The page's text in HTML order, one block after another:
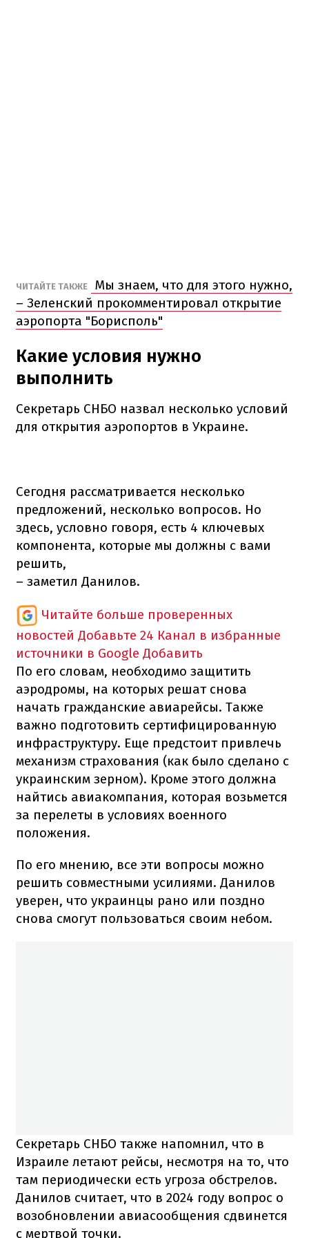
ЧИТАЙТЕ ТАКЖЕ
Мы знаем, что для этого нужно,
– Зеленский прокомментировал открытие
аэропорта "Борисполь"
Какие условия нужно
выполнить
Секретарь СНБО назвал несколько условий
для открытия аэропортов в Украине.
Сегодня рассматривается несколько
предложений, несколько вопросов. Но
здесь, условно говоря, есть 4 ключевых
компонента, которые мы должны с вами
решить,
– заметил Данилов.
Читайте больше проверенных
новостей Добавьте 24 Канал в избранные
источники в Google Добавить
По его словам, необходимо защитить
аэродромы, на которых решат снова
начать гражданские авиарейсы. Также
важно подготовить сертифицированную
инфраструктуру. Еще предстоит привлечь
механизм страхования (как было сделано с
украинским зерном). Кроме этого должна
найтись авиакомпания, которая возьмется
за перелеты в условиях военного
положения.
По его мнению, все эти вопросы можно
решить совместными усилиями. Данилов
уверен, что украинцы рано или поздно
снова смогут пользоваться своим небом.
Секретарь СНБО также напомнил, что в
Израиле летают рейсы, несмотря на то, что
там периодически есть угроза обстрелов.
Данилов считает, что в 2024 году вопрос о
возобновлении авиасообщения сдвинется
с мертвой точки.